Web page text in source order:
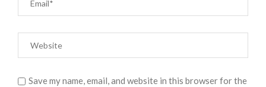
Save my name, email, and website in this browser for the